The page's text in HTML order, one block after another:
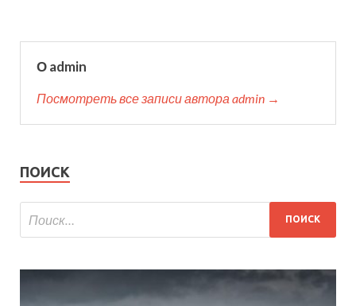
О admin
Посмотреть все записи автора admin →
ПОИСК